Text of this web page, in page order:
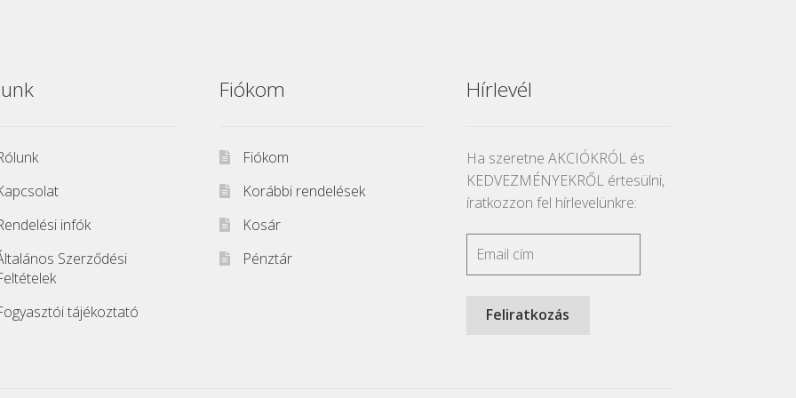
infók
Szerződési
tájékoztató
Fiókom
Fiókom
Korábbi rendelések
Kosár
Pénztár
Hírlevél
Ha szeretne AKCIÓKRÓL és
KEDVEZMÉNYEKRŐL értesülni,
íratkozzon fel hírlevelünkre: